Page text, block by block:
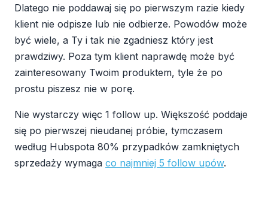
Dlatego nie poddawaj się po pierwszym razie kiedy
klient nie odpisze lub nie odbierze. Powodów może
być wiele, a Ty i tak nie zgadniesz który jest
prawdziwy. Poza tym klient naprawdę może być
zainteresowany Twoim produktem, tyle że po
prostu piszesz nie w porę.
Nie wystarczy więc 1 follow up. Większość poddaje
się po pierwszej nieudanej próbie, tymczasem
według Hubspota 80% przypadków zamkniętych
sprzedaży wymaga co najmniej 5 follow upów.